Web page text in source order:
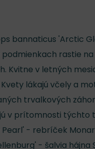
bannaticus 'Arctic
podmienkach rastie
Kvitne v letných
lákajú včely a
trvalkových
v prítomnosti týchto
Pearl' - rebríček
- šalvia